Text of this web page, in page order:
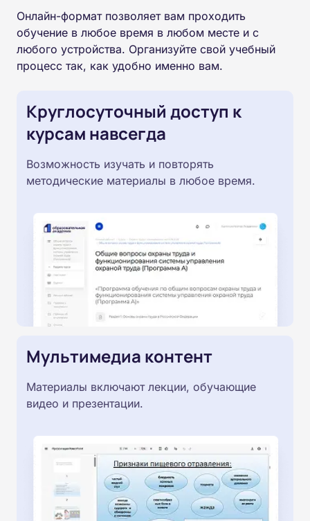
Онлайн-формат позволяет вам проходить
обучение в любое время в любом месте и с
любого устройства. Организуйте свой учебный
процесс так, как удобно именно вам.
Круглосуточный доступ к
курсам навсегда
Возможность изучать и повторять
методические материалы в любое время.
Мультимедиа контент
Материалы включают лекции, обучающие
видео и презентации.